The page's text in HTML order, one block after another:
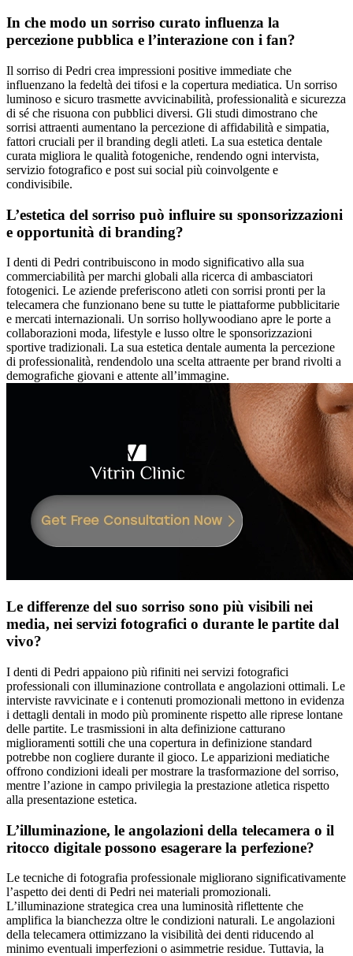
In che modo un sorriso curato influenza la
percezione pubblica e l’interazione con i fan?
Il sorriso di Pedri crea impressioni positive immediate che
influenzano la fedeltà dei tifosi e la copertura mediatica. Un sorriso
luminoso e sicuro trasmette avvicinabilità, professionalità e sicurezza
di sé che risuona con pubblici diversi. Gli studi dimostrano che
sorrisi attraenti aumentano la percezione di affidabilità e simpatia,
fattori cruciali per il branding degli atleti. La sua estetica dentale
curata migliora le qualità fotogeniche, rendendo ogni intervista,
servizio fotografico e post sui social più coinvolgente e
condivisibile.
L’estetica del sorriso può influire su sponsorizzazioni
e opportunità di branding?
I denti di Pedri contribuiscono in modo significativo alla sua
commerciabilità per marchi globali alla ricerca di ambasciatori
fotogenici. Le aziende preferiscono atleti con sorrisi pronti per la
telecamera che funzionano bene su tutte le piattaforme pubblicitarie
e mercati internazionali. Un sorriso hollywoodiano apre le porte a
collaborazioni moda, lifestyle e lusso oltre le sponsorizzazioni
sportive tradizionali. La sua estetica dentale aumenta la percezione
di professionalità, rendendolo una scelta attraente per brand rivolti a
demografiche giovani e attente all’immagine.
Le differenze del suo sorriso sono più visibili nei
media, nei servizi fotografici o durante le partite dal
vivo?
I denti di Pedri appaiono più rifiniti nei servizi fotografici
professionali con illuminazione controllata e angolazioni ottimali. Le
interviste ravvicinate e i contenuti promozionali mettono in evidenza
i dettagli dentali in modo più prominente rispetto alle riprese lontane
delle partite. Le trasmissioni in alta definizione catturano
miglioramenti sottili che una copertura in definizione standard
potrebbe non cogliere durante il gioco. Le apparizioni mediatiche
offrono condizioni ideali per mostrare la trasformazione del sorriso,
mentre l’azione in campo privilegia la prestazione atletica rispetto
alla presentazione estetica.
L’illuminazione, le angolazioni della telecamera o il
ritocco digitale possono esagerare la perfezione?
Le tecniche di fotografia professionale migliorano significativamente
l’aspetto dei denti di Pedri nei materiali promozionali.
L’illuminazione strategica crea una luminosità riflettente che
amplifica la bianchezza oltre le condizioni naturali. Le angolazioni
della telecamera ottimizzano la visibilità dei denti riducendo al
minimo eventuali imperfezioni o asimmetrie residue. Tuttavia, la